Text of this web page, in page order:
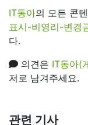
IT동아의 모든 콘
표시-비영리-변경
다.
의견은 IT동아(
저로 남겨주세요.
관련 기사